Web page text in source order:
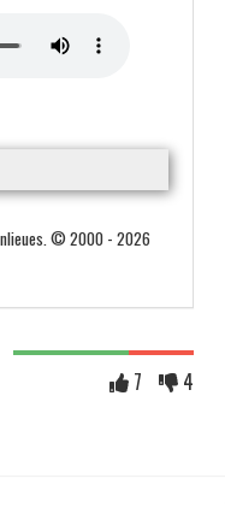
© 2000 - 2026
7 4